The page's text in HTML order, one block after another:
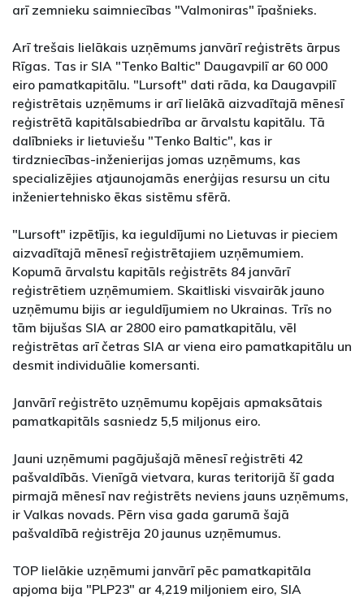
arī zemnieku saimniecības "Valmoniras" īpašnieks.
Arī trešais lielākais uzņēmums janvārī reģistrēts ārpus
Rīgas. Tas ir SIA "Tenko Baltic" Daugavpilī ar 60 000
eiro pamatkapitālu. "Lursoft" dati rāda, ka Daugavpilī
reģistrētais uzņēmums ir arī lielākā aizvadītajā mēnesī
reģistrētā kapitālsabiedrība ar ārvalstu kapitālu. Tā
dalībnieks ir lietuviešu "Tenko Baltic", kas ir
tirdzniecības-inženierijas jomas uzņēmums, kas
specializējies atjaunojamās enerģijas resursu un citu
inženiertehnisko ēkas sistēmu sfērā.
"Lursoft" izpētījis, ka ieguldījumi no Lietuvas ir pieciem
aizvadītajā mēnesī reģistrētajiem uzņēmumiem.
Kopumā ārvalstu kapitāls reģistrēts 84 janvārī
reģistrētiem uzņēmumiem. Skaitliski visvairāk jauno
uzņēmumu bijis ar ieguldījumiem no Ukrainas. Trīs no
tām bijušas SIA ar 2800 eiro pamatkapitālu, vēl
reģistrētas arī četras SIA ar viena eiro pamatkapitālu un
desmit individuālie komersanti.
Janvārī reģistrēto uzņēmumu kopējais apmaksātais
pamatkapitāls sasniedz 5,5 miljonus eiro.
Jauni uzņēmumi pagājušajā mēnesī reģistrēti 42
pašvaldībās. Vienīgā vietvara, kuras teritorijā šī gada
pirmajā mēnesī nav reģistrēts neviens jauns uzņēmums,
ir Valkas novads. Pērn visa gada garumā šajā
pašvaldībā reģistrēja 20 jaunus uzņēmumus.
TOP lielākie uzņēmumi janvārī pēc pamatkapitāla
apjoma bija "PLP23" ar 4,219 miljoniem eiro, SIA